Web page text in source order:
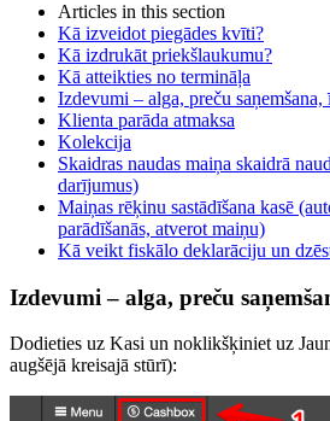
Articles in this section
Kā izveidot piegādes kvīti?
Kā izdrukāt priekšlaukumu?
Kā atteikties no termināļa
Izdevumi – alga, preču saņemšana,
Klienta parāda atmaksa
Kolekcija
Skaidras naudas maiņa skaidrā
darījumus)
Maiņas rēķinu sastādīšana kasē
parādīšanās, atverot maiņu)
Kā veikt fiskālo deklarāciju un
Izdevumi – alga, preču
Dodieties uz Kasi un noklikšķiniet uz
augšējā kreisajā stūrī):